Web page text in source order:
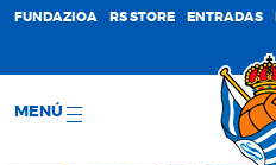
FUNDAZIOA RS STORE ENTRADAS
MENÚ